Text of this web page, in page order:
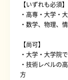
【いずれも必須】
・高専・大学・
・数学、物理、
【尚可】
・大学・大学院
・技術レベルの
方